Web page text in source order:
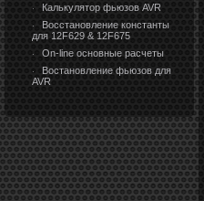
· Калькулятор фьюзов AVR
·
Восстановление константы
для 12F629 & 12F675
· On-line основные расчеты
·
Востановление фьюзов для
AVR